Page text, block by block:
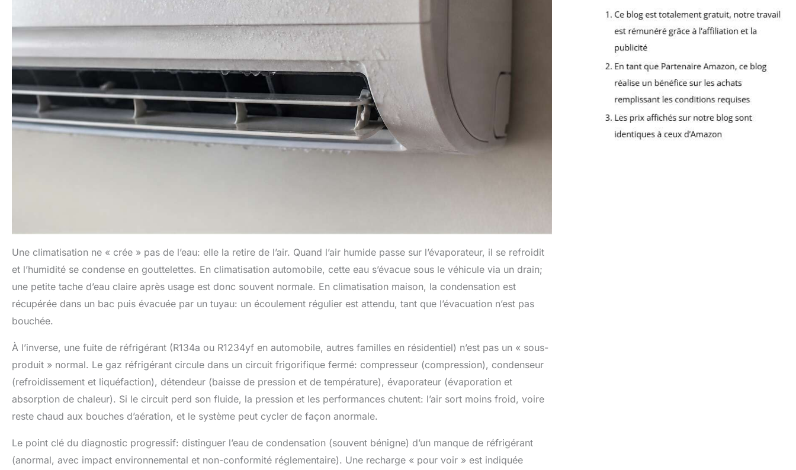
Une climatisation ne « crée » pas de l’eau: elle la retire de l’air. Quand l’air humide passe sur l’évaporateur, il se refroidit
et l’humidité se condense en gouttelettes. En climatisation automobile, cette eau s’évacue sous le véhicule via un drain;
une petite tache d’eau claire après usage est donc souvent normale. En climatisation maison, la condensation est
récupérée dans un bac puis évacuée par un tuyau: un écoulement régulier est attendu, tant que l’évacuation n’est pas
bouchée.
À l’inverse, une fuite de réfrigérant (R134a ou R1234yf en automobile, autres familles en résidentiel) n’est pas un « sous-
produit » normal. Le gaz réfrigérant circule dans un circuit frigorifique fermé: compresseur (compression), condenseur
(refroidissement et liquéfaction), détendeur (baisse de pression et de température), évaporateur (évaporation et
absorption de chaleur). Si le circuit perd son fluide, la pression et les performances chutent: l’air sort moins froid, voire
reste chaud aux bouches d’aération, et le système peut cycler de façon anormale.
Le point clé du diagnostic progressif: distinguer l’eau de condensation (souvent bénigne) d’un manque de réfrigérant
(anormal, avec impact environnemental et non-conformité réglementaire). Une recharge « pour voir » est indiquée